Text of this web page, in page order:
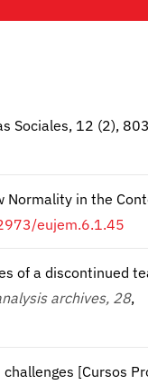
Sociales, 12 (2),
Normality in the
eujem.6.1.45
of a discontinued
archives, 28,
[Cursos